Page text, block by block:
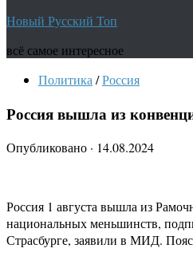
Новый Русский Топ
всё самое интересное
Политика /Россия
Россия вышла из
Опубликовано · 14.08.2024
Россия 1 августа вышла из
национальных меньшинств,
Страсбурге, заявили в МИД.